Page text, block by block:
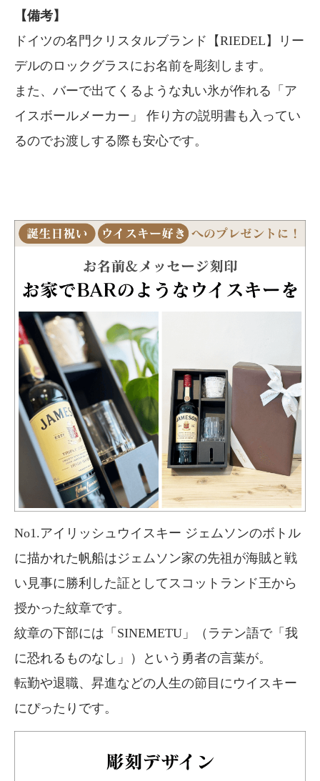
【備考】
ドイツの名門クリスタルブランド【RIEDEL】リー
デルのロックグラスにお名前を彫刻します。
また、バーで出てくるような丸い氷が作れる「ア
イスボールメーカー」 作り方の説明書も入ってい
るのでお渡しする際も安心です。
No1.アイリッシュウイスキー ジェムソンのボトル
に描かれた帆船はジェムソン家の先祖が海賊と戦
い見事に勝利した証としてスコットランド王から
授かった紋章です。
紋章の下部には「SINEMETU」（ラテン語で「我
に恐れるものなし」）という勇者の言葉が。
転勤や退職、昇進などの人生の節目にウイスキー
にぴったりです。